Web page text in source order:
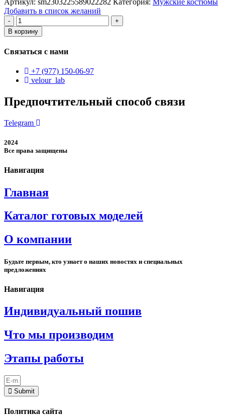
Добавить в список желаний
Количество
товара
мужской
двойка
В корзину
Связаться с нами
+7 (977) 150-06-97
velour_lab
Предпочтительный способ связи
Telegram
2024
Все права защищены
Навигация
Главная
Каталог готовых моделей
О компании
Будьте первым, кто узнает о наших новостях и специальных
предложениях
Навигация
Индивидуальный пошив
Что мы производим
Этапы работы
Submit
Политика сайта